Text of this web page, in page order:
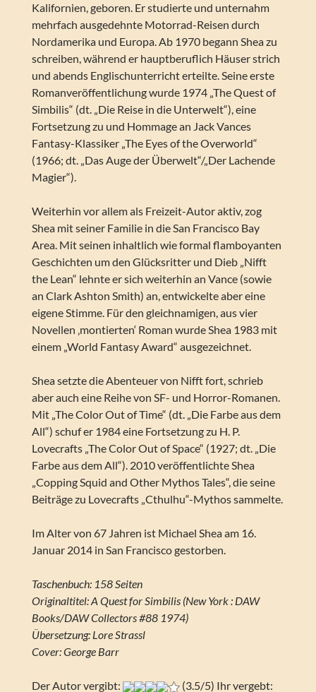
Kalifornien, geboren. Er studierte und unternahm
mehrfach ausgedehnte Motorrad-Reisen durch
Nordamerika und Europa. Ab 1970 begann Shea zu
schreiben, während er hauptberuflich Häuser strich
und abends Englischunterricht erteilte. Seine erste
Romanveröffentlichung wurde 1974 „The Quest of
Simbilis“ (dt. „Die Reise in die Unterwelt“), eine
Fortsetzung zu und Hommage an Jack Vances
Fantasy-Klassiker „The Eyes of the Overworld“
(1966; dt. „Das Auge der Überwelt“/„Der Lachende
Magier“).
Weiterhin vor allem als Freizeit-Autor aktiv, zog
Shea mit seiner Familie in die San Francisco Bay
Area. Mit seinen inhaltlich wie formal flamboyanten
Geschichten um den Glücksritter und Dieb „Nifft
the Lean“ lehnte er sich weiterhin an Vance (sowie
an Clark Ashton Smith) an, entwickelte aber eine
eigene Stimme. Für den gleichnamigen, aus vier
Novellen ‚montierten‘ Roman wurde Shea 1983 mit
einem „World Fantasy Award“ ausgezeichnet.
Shea setzte die Abenteuer von Nifft fort, schrieb
aber auch eine Reihe von SF- und Horror-Romanen.
Mit „The Color Out of Time“ (dt. „Die Farbe aus dem
All“) schuf er 1984 eine Fortsetzung zu H. P.
Lovecrafts „The Color Out of Space“ (1927; dt. „Die
Farbe aus dem All“). 2010 veröffentlichte Shea
„Copping Squid and Other Mythos Tales“, die seine
Beiträge zu Lovecrafts „Cthulhu“-Mythos sammelte.
Im Alter von 67 Jahren ist Michael Shea am 16.
Januar 2014 in San Francisco gestorben.
Taschenbuch: 158 Seiten
Originaltitel: A Quest for Simbilis (New York : DAW
Books/DAW Collectors #88 1974)
Übersetzung: Lore Strassl
Cover: George Barr
Der Autor vergibt:
(3.5/5) Ihr vergebt: